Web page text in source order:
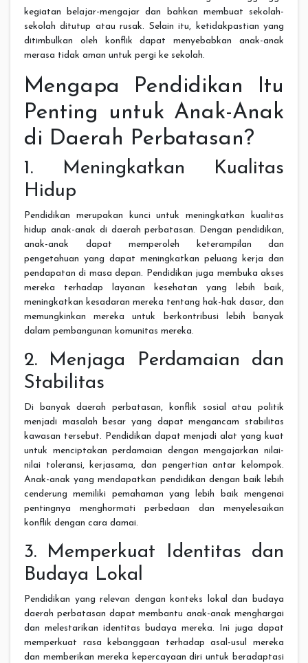
kegiatan belajar-mengajar dan bahkan membuat sekolah-
sekolah ditutup atau rusak. Selain itu, ketidakpastian yang
ditimbulkan oleh konflik dapat menyebabkan anak-anak
merasa tidak aman untuk pergi ke sekolah.
Mengapa Pendidikan Itu
Penting untuk Anak-Anak
di Daerah Perbatasan?
1. Meningkatkan Kualitas
Hidup
Pendidikan merupakan kunci untuk meningkatkan kualitas
hidup anak-anak di daerah perbatasan. Dengan pendidikan,
anak-anak dapat memperoleh keterampilan dan
pengetahuan yang dapat meningkatkan peluang kerja dan
pendapatan di masa depan. Pendidikan juga membuka akses
mereka terhadap layanan kesehatan yang lebih baik,
meningkatkan kesadaran mereka tentang hak-hak dasar, dan
memungkinkan mereka untuk berkontribusi lebih banyak
dalam pembangunan komunitas mereka.
2. Menjaga Perdamaian dan
Stabilitas
Di banyak daerah perbatasan, konflik sosial atau politik
menjadi masalah besar yang dapat mengancam stabilitas
kawasan tersebut. Pendidikan dapat menjadi alat yang kuat
untuk menciptakan perdamaian dengan mengajarkan nilai-
nilai toleransi, kerjasama, dan pengertian antar kelompok.
Anak-anak yang mendapatkan pendidikan dengan baik lebih
cenderung memiliki pemahaman yang lebih baik mengenai
pentingnya menghormati perbedaan dan menyelesaikan
konflik dengan cara damai.
3. Memperkuat Identitas dan
Budaya Lokal
Pendidikan yang relevan dengan konteks lokal dan budaya
daerah perbatasan dapat membantu anak-anak menghargai
dan melestarikan identitas budaya mereka. Ini juga dapat
memperkuat rasa kebanggaan terhadap asal-usul mereka
dan memberikan mereka kepercayaan diri untuk beradaptasi